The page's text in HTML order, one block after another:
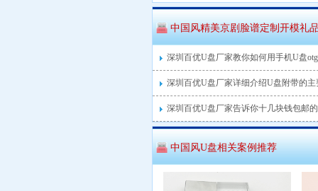
中国风精美京剧脸谱定制开模礼
深圳百优U盘厂家教你如何用手机U盘
深圳百优U盘厂家详细介绍U盘附带的
深圳百优U盘厂家告诉你十几块钱包邮
中国风U盘相关案例推荐